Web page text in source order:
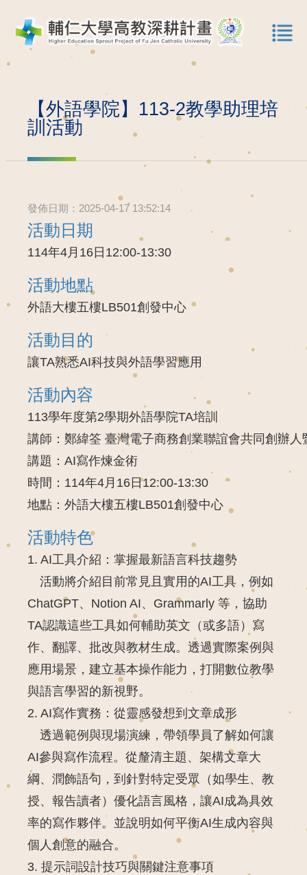
【外語學院】113-2教學助理培
訓活動
發佈日期：2025-04-17 13:52:14
活動日期
114年4月16日12:00-13:30
活動地點
外語大樓五樓LB501創發中心
活動目的
讓TA熟悉AI科技與外語學習應用
活動內容
113學年度第2學期外語學院TA培訓
講師：鄭緯筌 臺灣電子商務創業聯誼會共同創辦人
講題：AI寫作煉金術
時間：114年4月16日12:00-13:30
地點：外語大樓五樓LB501創發中心
活動特色
1. AI工具介紹：掌握最新語言科技趨勢
活動將介紹目前常見且實用的AI工具，例如
ChatGPT、Notion AI、Grammarly 等，協助
TA認識這些工具如何輔助英文（或多語）寫
作、翻譯、批改與教材生成。透過實際案例與
應用場景，建立基本操作能力，打開數位教學
與語言學習的新視野。
2. AI寫作實務：從靈感發想到文章成形
透過範例與現場演練，帶領學員了解如何讓
AI參與寫作流程。從釐清主題、架構文章大
綱、潤飾語句，到針對特定受眾（如學生、教
授、報告讀者）優化語言風格，讓AI成為具效
率的寫作夥伴。並說明如何平衡AI生成內容與
個人創意的融合。
3. 提示詞設計技巧與關鍵注意事項